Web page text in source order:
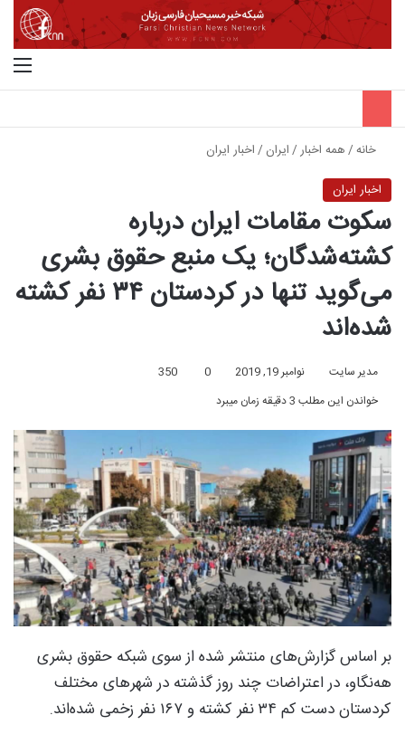
خانه/همه اخبار/ایران /اخبار ایران
اخبار ایران
سکوت مقامات ایران درباره
کشته‌‌شدگان؛ یک منبع حقوق بشری
می‌گوید تنها در کردستان ۳۴ نفر کشته
شده‌اند
مدیر سایت نوامبر 19, 2019 0
350
خواندن این مطلب 3 دقیقه زمان میبرد
بر اساس گزارش‌‎های منتشر شده از سوی شبکه حقوق بشری
هه‌نگاو، در اعتراضات چند روز گذشته در شهرهای مختلف
کردستان دست کم ۳۴ نفر کشته و ۱۶۷ نفر زخمی شدەاند.